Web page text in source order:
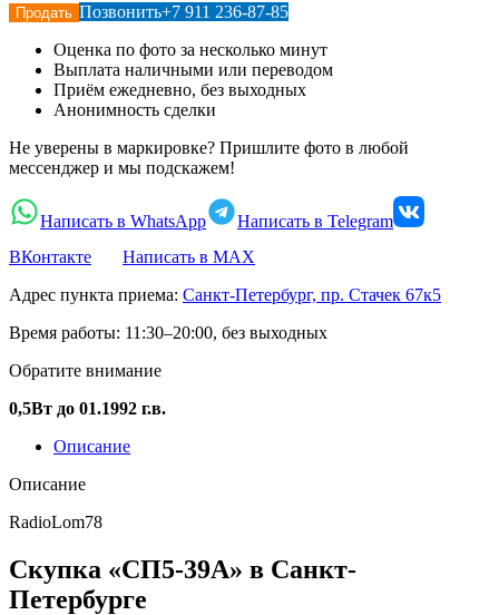
Продать Позвонить+7 911 236-87-85
Оценка по фото за несколько минут
Выплата наличными или переводом
Приём ежедневно, без выходных
Анонимность сделки
Не уверены в маркировке? Пришлите фото в любой
мессенджер и мы подскажем!
Написать в WhatsApp
Написать в Telegram
ВКонтакте
Написать в MAX
Адрес пункта приема: Санкт-Петербург, пр. Стачек 67к5
Время работы: 11:30–20:00, без выходных
Обратите внимание
0,5Вт до 01.1992 г.в.
Описание
Описание
RadioLom78
Скупка «СП5-39А» в Санкт-
Петербурге